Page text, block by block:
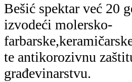
Bešić spektar već 20
izvodeći molersko-
te antikorozivnu
građevinarstvu.